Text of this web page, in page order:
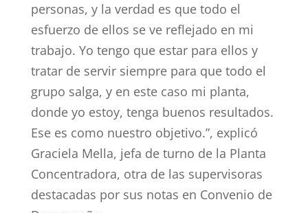
personas, y la verdad es que todo el
esfuerzo de ellos se ve reflejado en mi
trabajo. Yo tengo que estar para ellos y
tratar de servir siempre para que todo el
grupo salga, y en este caso mi planta,
donde yo estoy, tenga buenos resultados.
Ese es como nuestro objetivo.”, explicó
Graciela Mella, jefa de turno de la Planta
Concentradora, otra de las supervisoras
destacadas por sus notas en Convenio de